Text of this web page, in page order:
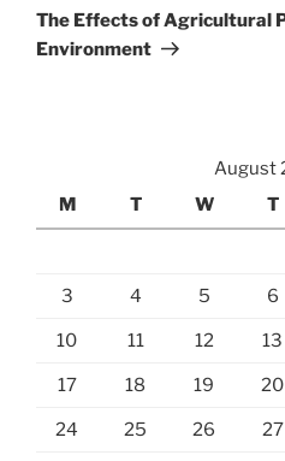
Post
The Effects of Agricultural
Environment
August
M
T W T
3 4 5 6
10 11 12 13
17 18 19 20
24 25 26 27